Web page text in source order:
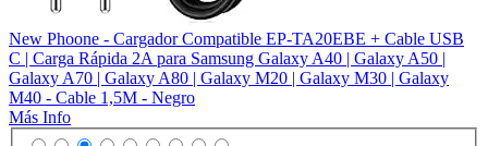
New Phoone - Cargador Compatible EP-TA20EBE + Cable USB
C | Carga Rápida 2A para Samsung Galaxy A40 | Galaxy A50 |
Galaxy A70 | Galaxy A80 | Galaxy M20 | Galaxy M30 | Galaxy
M40 - Cable 1,5M - Negro
Más Info